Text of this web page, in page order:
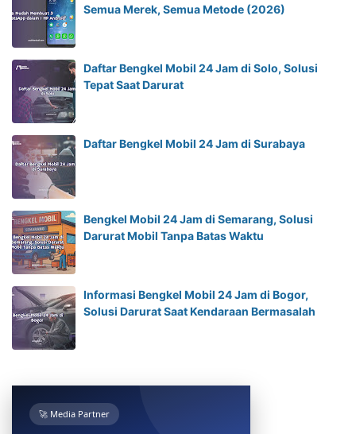
Semua Merek, Semua Metode (2026)
Daftar Bengkel Mobil 24 Jam di Solo, Solusi
Tepat Saat Darurat
Daftar Bengkel Mobil 24 Jam di Surabaya
Bengkel Mobil 24 Jam di Semarang, Solusi
Darurat Mobil Tanpa Batas Waktu
Informasi Bengkel Mobil 24 Jam di Bogor,
Solusi Darurat Saat Kendaraan Bermasalah
🚀 Media Partner